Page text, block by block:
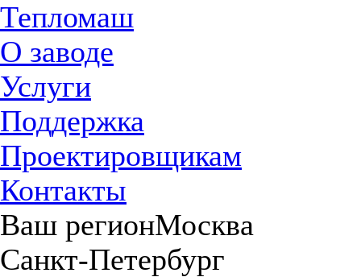
Тепломаш
О заводе
Услуги
Поддержка
Проектировщикам
Контакты
Ваш регионМосква
Санкт-Петербург